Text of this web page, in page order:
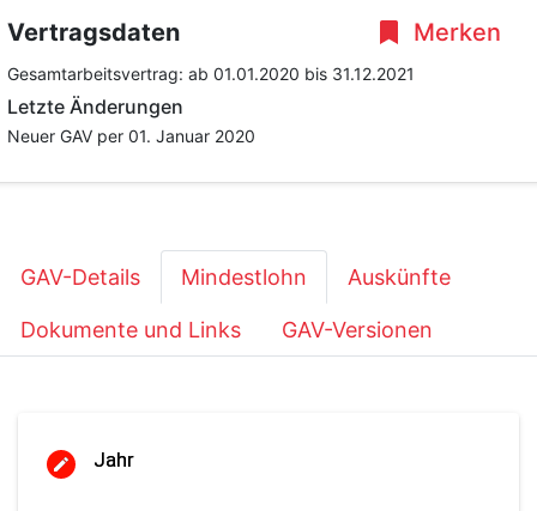
Merken
Vertragsdaten
Gesamtarbeitsvertrag: ab 01.01.2020 bis 31.12.2021
Letzte Änderungen
Neuer GAV per 01. Januar 2020
GAV-Details Mindestlohn Auskünfte
Dokumente und Links GAV-Versionen
Jahr